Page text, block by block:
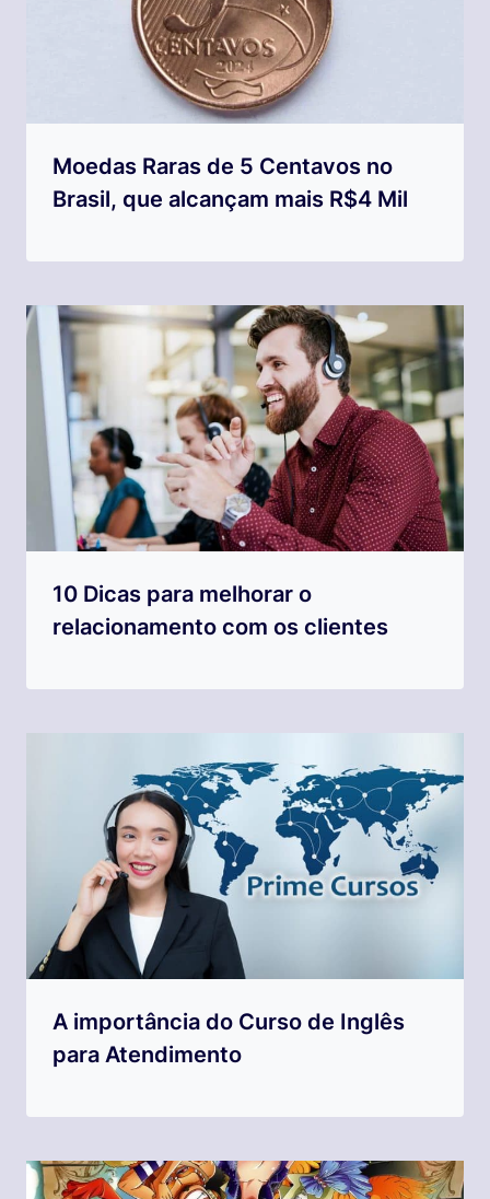
Moedas Raras de 5 Centavos no
Brasil, que alcançam mais R$4 Mil
10 Dicas para melhorar o
relacionamento com os clientes
A importância do Curso de Inglês
para Atendimento